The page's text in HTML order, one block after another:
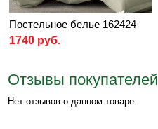
Постельное белье 162424
1740 руб.
Отзывы покупателей
Нет отзывов о данном товаре.